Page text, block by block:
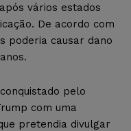
vários estados
De acordo com
poderia causar dano
pelo
com uma
pretendia divulgar